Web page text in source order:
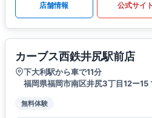
店舗情報 公式サイト
カーブス西鉄井尻駅前店
下大利駅から車で11分
福岡県福岡市南区井尻3丁目12ー15
無料体験